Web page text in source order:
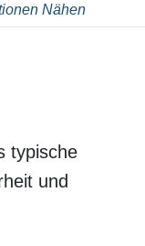
Nähen
typische
und